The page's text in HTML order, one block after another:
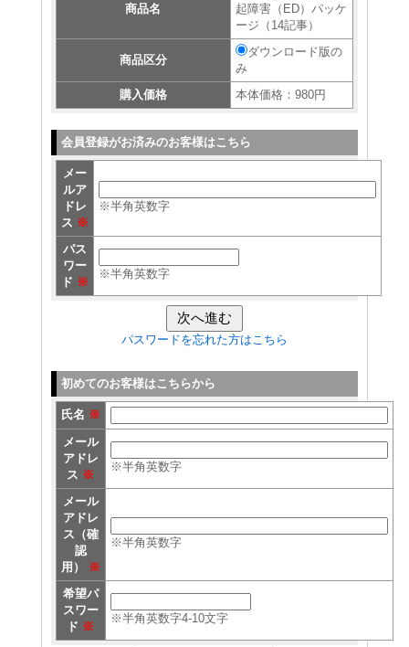
商品名
起障害（ED）パッケ
ージ（14記事）
商品区分
ダウンロード版の
み
購入価格
本体価格：980円
会員登録がお済みのお客様はこちら
メー
ルア
ドレ
ス ※
※半角英数字
パス
ワー
ド ※
※半角英数字
パスワードを忘れた方はこちら
初めてのお客様はこちらから
氏名 ※
メール
アドレ
ス ※
※半角英数字
メール
アドレ
ス（確
認
用）
※
※半角英数字
希望パ
スワー
ド ※
※半角英数字4-10文字